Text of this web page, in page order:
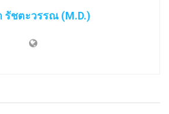
รัชตะวรรณ (M.D.)